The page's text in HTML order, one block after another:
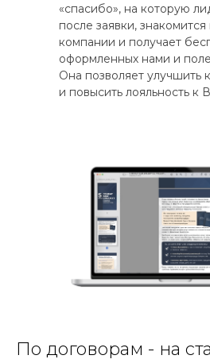
«спасибо», на которую
после заявки,
компании и получает
оформленных нами и
Она позволяет улучшить
и повысить лояльность
По договорам - на